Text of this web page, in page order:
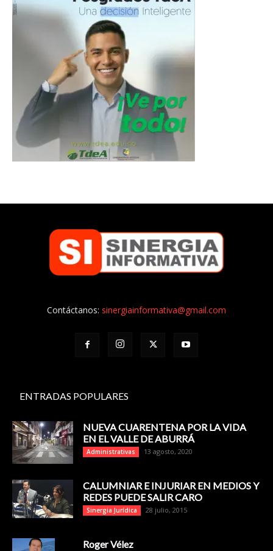
Contáctanos: sinergiainformativa@gmail.com
ENTRADAS POPULARES
NUEVA CUARENTENA POR LA VIDA
EN EL VALLE DE ABURRÁ
Administrativas 13 agosto, 2020
CALUMNIAR E INJURIAR EN MEDIOS Y
REDES PUEDE SALIR CARO
Sinergia Jurídica 28 julio, 2015
Roger Vélez